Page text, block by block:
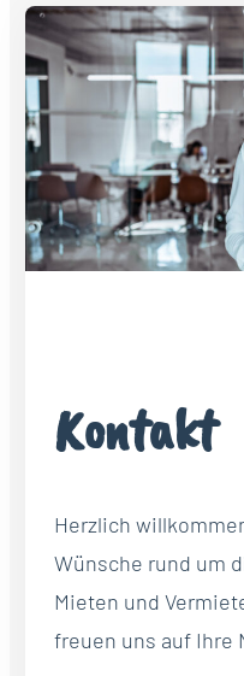
Kontakt
Herzlich
Wünsche rund um
Mieten und
freuen uns auf Ihre